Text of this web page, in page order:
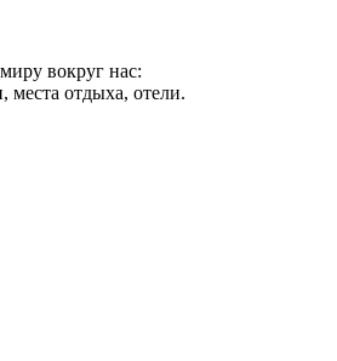
вокруг нас:
места отдыха, отели.